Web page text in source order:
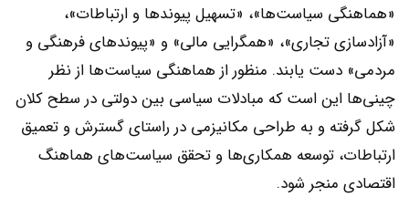
«هماهنگی سیاست‌‌‌ها»، «تسهیل پیوندها و ارتباطات»،
«آزادسازی تجاری»، «همگرایی مالی» ‌‌‌و «پیوندهای فرهنگی و
مردمی» دست یابند. منظور از هماهنگی سیاست‌‌‌ها از نظر
چینی‌‌‌ها این است که مبادلات سیاسی بین دولتی در سطح کلان
شکل گرفته و به طراحی مکانیزمی در راستای گسترش و تعمیق
ارتباطات، توسعه همکاری‌ها و تحقق سیاست‌‌‌های هماهنگ
اقتصادی منجر شود.